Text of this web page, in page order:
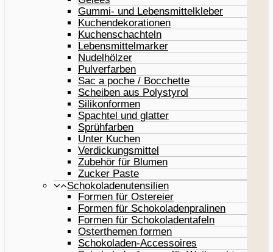
Gummi- und Lebensmittelkleber
Kuchendekorationen
Kuchenschachteln
Lebensmittelmarker
Nudelhölzer
Pulverfarben
Sac a poche / Bocchette
Scheiben aus Polystyrol
Silikonformen
Spachtel und glatter
Sprühfarben
Unter Kuchen
Verdickungsmittel
Zubehör für Blumen
Zucker Paste
Schokoladenutensilien
Formen für Ostereier
Formen für Schokoladenpralinen
Formen für Schokoladentafeln
Osterthemen formen
Schokoladen-Accessoires